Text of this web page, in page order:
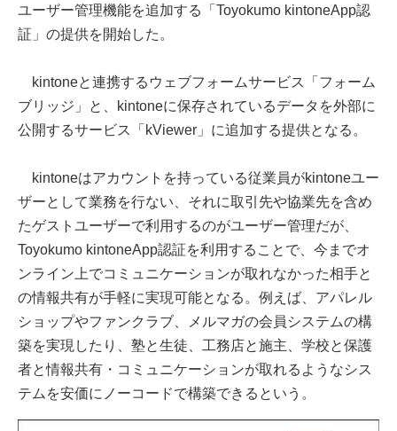
ユーザー管理機能を追加する「Toyokumo kintoneApp認
証」の提供を開始した。
kintoneと連携するウェブフォームサービス「フォーム
ブリッジ」と、kintoneに保存されているデータを外部に
公開するサービス「kViewer」に追加する提供となる。
kintoneはアカウントを持っている従業員がkintoneユー
ザーとして業務を行ない、それに取引先や協業先を含め
たゲストユーザーで利用するのがユーザー管理だが、
Toyokumo kintoneApp認証を利用することで、今までオ
ンライン上でコミュニケーションが取れなかった相手と
の情報共有が手軽に実現可能となる。例えば、アパレル
ショップやファンクラブ、メルマガの会員システムの構
築を実現したり、塾と生徒、工務店と施主、学校と保護
者と情報共有・コミュニケーションが取れるようなシス
テムを安価にノーコードで構築できるという。